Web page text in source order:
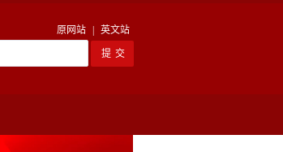
原网站 英文站